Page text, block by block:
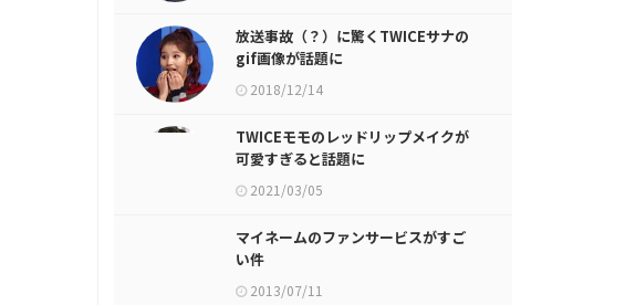
放送事故（？）に驚くTWICEサナの
gif画像が話題に
2018/12/14
TWICEモモのレッドリップメイクが
可愛すぎると話題に
2021/03/05
マイネームのファンサービスがすご
い件
2013/07/11